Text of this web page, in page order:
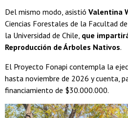
Del mismo modo, asistió Valentina
Ciencias Forestales de la Facultad
la Universidad de Chile, que
Reproducción de Árboles Nativos.
El Proyecto Fonapi contempla la
hasta noviembre de 2026 y cuenta,
financiamiento de $30.000.000.